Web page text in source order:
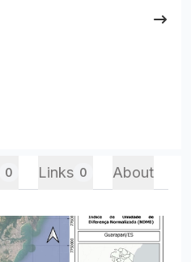
0 Links 0 About